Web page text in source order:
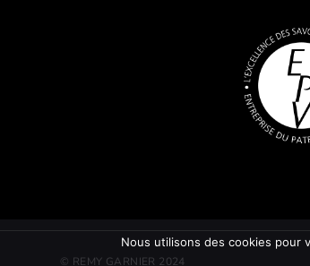
© REMY GARNIER 2024
Nous utilisons des cookies pour